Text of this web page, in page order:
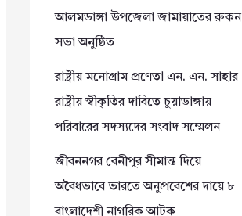
আলমডাঙ্গা উপজেলা জামায়াতের রুকন
সভা অনুষ্ঠিত
রাষ্ট্রীয় মনোগ্রাম প্রণেতা এন. এন. সাহার
রাষ্ট্রীয় স্বীকৃতির দাবিতে চুয়াডাঙ্গায়
পরিবারের সদস্যদের সংবাদ সম্মেলন
জীবননগর বেনীপুর সীমান্ত দিয়ে
অবৈধভাবে ভারতে অনুপ্রবেশের দায়ে ৮
বাংলাদেশী নাগরিক আটক